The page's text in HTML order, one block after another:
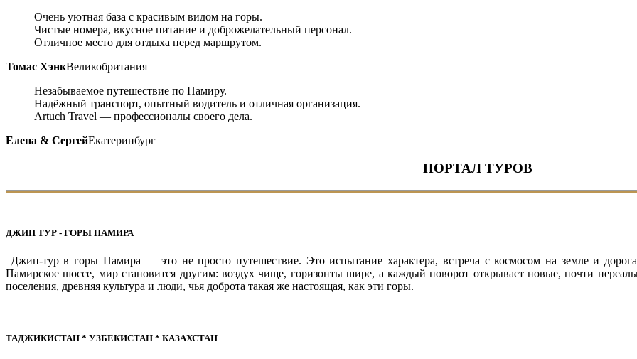
Очень уютная база с красивым видом на горы.
Чистые номера, вкусное питание и доброжелательный персонал.
Отличное место для отдыха перед маршрутом.
Томас ХэнкВеликобритания
Незабываемое путешествие по Памиру.
Надёжный транспорт, опытный водитель и отличная организация.
Artuch Travel — профессионалы своего дела.
Елена & СергейЕкатеринбург
ПОРТАЛ ТУРОВ
ДЖИП ТУР - ГОРЫ ПАМИРА
Джип-тур в горы Памира — это не просто путешествие. Это испытание характера, встреча с космосом на земле и
Памирское шоссе, мир становится другим: воздух чище, горизонты шире, а каждый поворот открывает новые, почти
поселения, древняя культура и люди, чья доброта такая же настоящая, как эти горы.
ТАДЖИКИСТАН * УЗБЕКИСТАН * КАЗАХСТАН